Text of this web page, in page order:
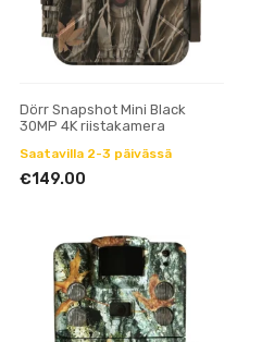
Dörr Snapshot Mini Black
30MP 4K riistakamera
Saatavilla 2-3 päivässä
€149.00